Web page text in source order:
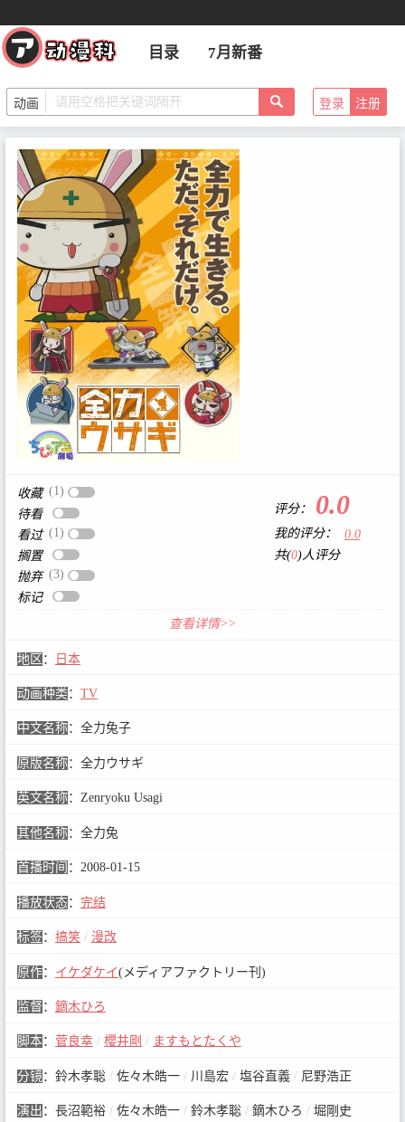
目录 7月新番
登录 注册
收藏 (1)
待看
看过 (1)
搁置
抛弃 (3)
标记
评分： 0.0
我的评分：
0.0
共(0)人评分
查看详情>>
地区 ： 日本
动画种类 ： TV
中文名称： 全力兔子
原版名称： 全力ウサギ
英文名称： Zenryoku Usagi
其他名称： 全力兔
首播时间 ： 2008-01-15
播放状态： 完结
标签： 搞笑 / 漫改
原作： イケダケイ(メディアファクトリー刊)
监督 ： 鏑木ひろ
脚本： 菅良幸 / 櫻井剛 / ますもとたくや
分镜： 鈴木孝聡 /佐々木皓一 /川島宏 /塩谷直義 /尼野浩正
演出 ： 長沼範裕 /佐々木皓一 /鈴木孝聡 /鏑木ひろ /堀剛史